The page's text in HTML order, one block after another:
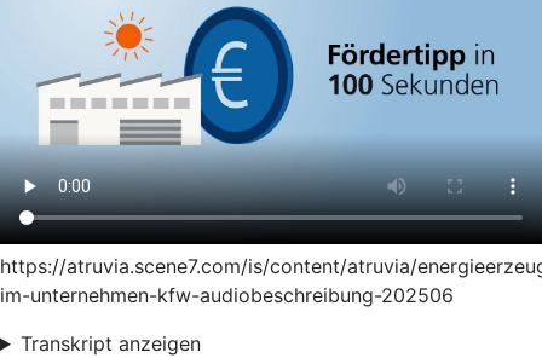
https://atruvia.scene7.com/is/content/atruvia/
im-unternehmen-kfw-audiobeschreibung-202506
Transkript anzeigen